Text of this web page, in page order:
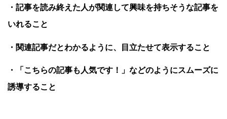
・記事を読み終えた人が関連して興味を持ちそうな記事を
いれること
・関連記事だとわかるように、目立たせて表示すること
・「こちらの記事も人気です！」などのようにスムーズに
誘導すること